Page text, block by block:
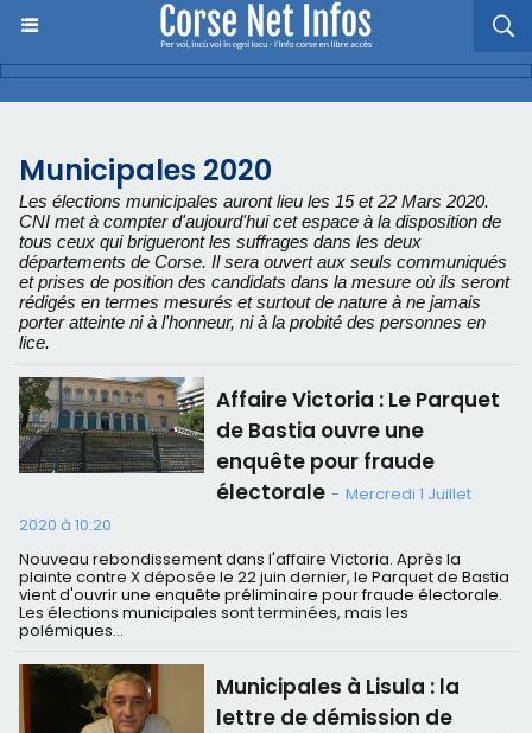
Municipales 2020
Les élections municipales auront lieu les 15 et 22 Mars 2020.
CNI met à compter d'aujourd'hui cet espace à la disposition de
tous ceux qui brigueront les suffrages dans les deux
départements de Corse. Il sera ouvert aux seuls communiqués
et prises de position des candidats dans la mesure où ils seront
rédigés en termes mesurés et surtout de nature à ne jamais
porter atteinte ni à l'honneur, ni à la probité des personnes en
lice.
Affaire Victoria : Le Parquet
de Bastia ouvre une
enquête pour fraude
électorale - Mercredi 1 Juillet
2020 à 10:20
Nouveau rebondissement dans l'affaire Victoria. Après la
plainte contre X déposée le 22 juin dernier, le Parquet de Bastia
vient d'ouvrir une enquête préliminaire pour fraude électorale.
Les élections municipales sont terminées, mais les
polémiques...
Municipales à Lisula : la
lettre de démission de